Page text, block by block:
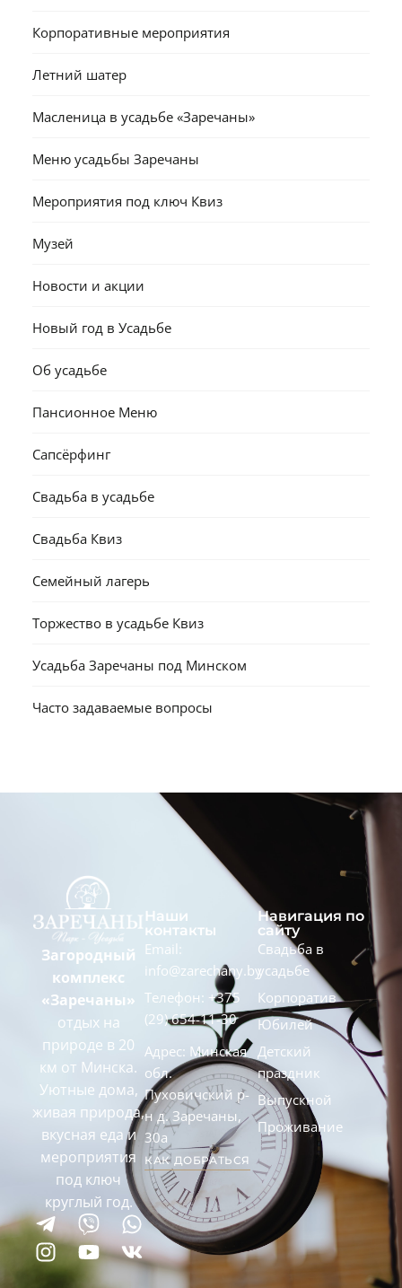
Корпоративные мероприятия
Летний шатер
Масленица в усадьбе «Заречаны»
Меню усадьбы Заречаны
Мероприятия под ключ Квиз
Музей
Новости и акции
Новый год в Усадьбе
Об усадьбе
Пансионное Меню
Сапсёрфинг
Свадьба в усадьбе
Свадьба Квиз
Семейный лагерь
Торжество в усадьбе Квиз
Усадьба Заречаны под Минском
Часто задаваемые вопросы
Загородный
комплекс
«Заречаны»
отдых на
природе в 20
км от Минска.
Уютные дома,
живая природа,
вкусная еда и
мероприятия
под ключ
круглый год.
Наши
контакты
Email:
info@zarechany.by
Телефон: +375
(29) 654-11-30
Адрес: Минская
обл.
Пуховичский р-
н д. Заречаны,
30а
КАК ДОБРАТЬСЯ
Навигация по
сайту
Свадьба в
усадьбе
Корпоратив
Юбилей
Детский
праздник
Выпускной
Проживание